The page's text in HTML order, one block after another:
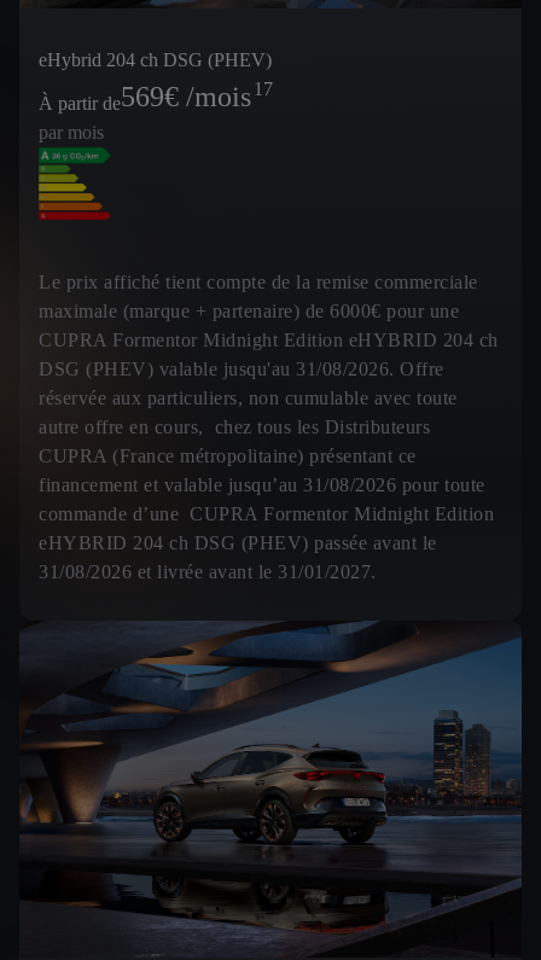
eHybrid 204 ch DSG (PHEV)
À partir de569€ /mois17
par mois
Le prix affiché tient compte de la remise commerciale
maximale (marque + partenaire) de 6000€ pour une
CUPRA Formentor Midnight Edition eHYBRID 204 ch
DSG (PHEV) valable jusqu'au 31/08/2026. Offre
réservée aux particuliers, non cumulable avec toute
autre offre en cours, chez tous les Distributeurs
CUPRA (France métropolitaine) présentant ce
financement et valable jusqu’au 31/08/2026 pour toute
commande d’une CUPRA Formentor Midnight Edition
eHYBRID 204 ch DSG (PHEV) passée avant le
31/08/2026 et livrée avant le 31/01/2027.